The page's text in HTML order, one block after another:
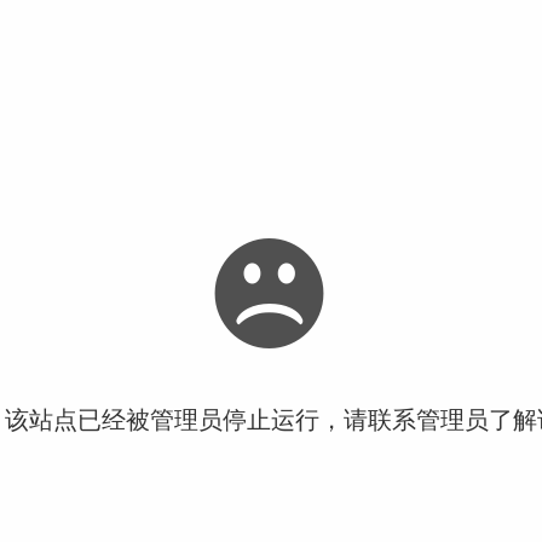
站点已经被管理员停止运行，请联系管理员了